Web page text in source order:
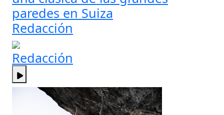
paredes en Suiza
Redacción
Redacción